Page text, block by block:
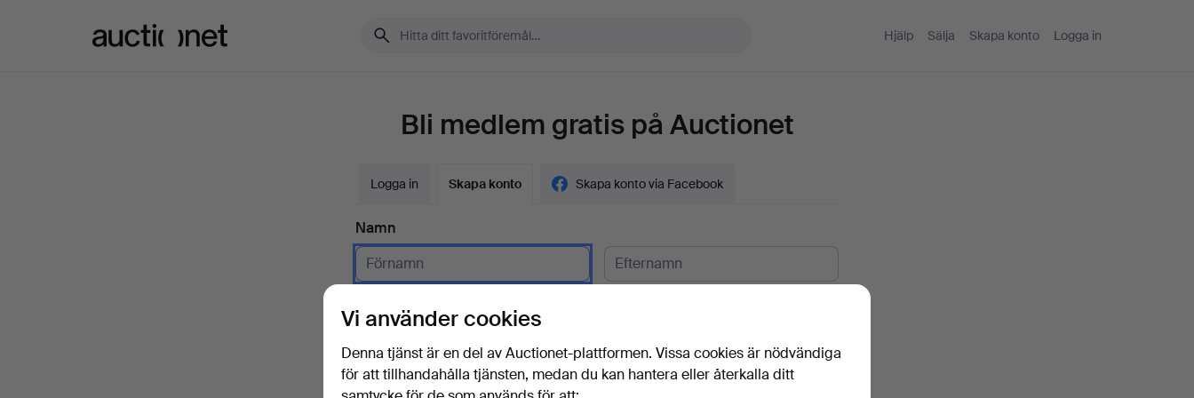
Hjälp Sälja Skapa konto Logga in
Bli medlem gratis på Auctionet
Logga in Skapa konto Skapa konto via Facebook
Namn
E-post
Vi använder cookies
Denna tjänst är en del av Auctionet-plattformen. Vissa cookies är nödvändiga
för att tillhandahålla tjänsten, medan du kan hantera eller återkalla ditt